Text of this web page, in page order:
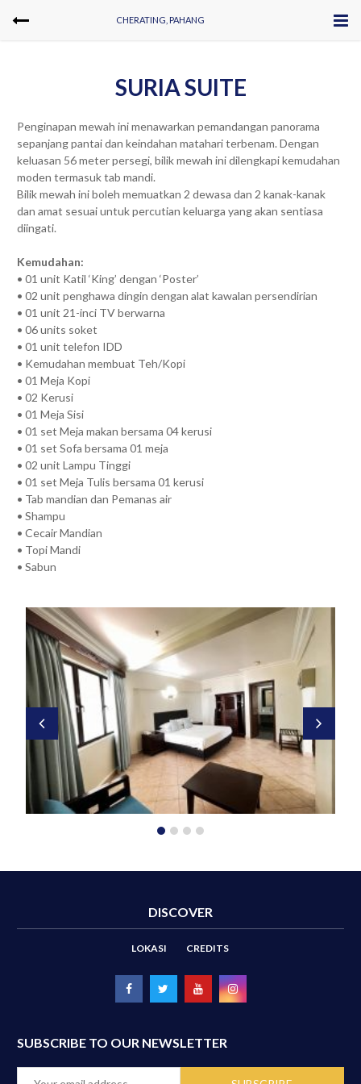
CHERATING, PAHANG
SURIA SUITE
Penginapan mewah ini menawarkan pemandangan panorama
sepanjang pantai dan keindahan matahari terbenam. Dengan
keluasan 56 meter persegi, bilik mewah ini dilengkapi kemudahan
moden termasuk tab mandi.
Bilik mewah ini boleh memuatkan 2 dewasa dan 2 kanak-kanak
dan amat sesuai untuk percutian keluarga yang akan sentiasa
diingati.
Kemudahan:
• 01 unit Katil ‘King’ dengan ‘Poster’
• 02 unit penghawa dingin dengan alat kawalan persendirian
• 01 unit 21-inci TV berwarna
• 06 units soket
• 01 unit telefon IDD
• Kemudahan membuat Teh/Kopi
• 01 Meja Kopi
• 02 Kerusi
• 01 Meja Sisi
• 01 set Meja makan bersama 04 kerusi
• 01 set Sofa bersama 01 meja
• 02 unit Lampu Tinggi
• 01 set Meja Tulis bersama 01 kerusi
• Tab mandian dan Pemanas air
• Shampu
• Cecair Mandian
• Topi Mandi
• Sabun
DISCOVER
LOKASI CREDITS
SUBSCRIBE TO OUR NEWSLETTER